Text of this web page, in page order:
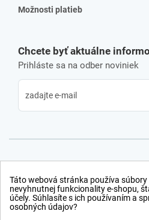
Možnosti platieb
Chcete byť aktuálne
Prihláste sa na odber noviniek
Táto webová stránka používa súbory
nevyhnutnej funkcionality e-shopu,
účely. Súhlasíte s ich používaním a
osobných údajov?